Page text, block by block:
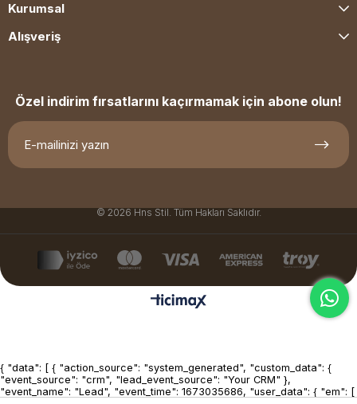
Kurumsal
Alışveriş
Özel indirim fırsatlarını kaçırmamak için abone olun!
© 2026 Hns Stil. Tüm Hakları Saklıdır.
{ "data": [ { "action_source": "system_generated", "custom_data": {
"event_source": "crm", "lead_event_source": "Your CRM" },
"event_name": "Lead", "event_time": 1673035686, "user_data": { "em": [